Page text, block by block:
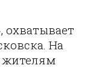
охватывает
На
жителям